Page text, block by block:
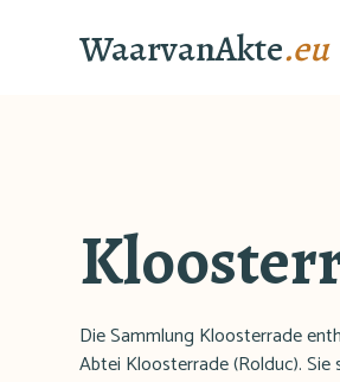
WaarvanAkte.eu
Die Sammlung Kloosterrade
Abtei Kloosterrade (Rolduc). Sie